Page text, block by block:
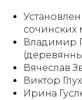
сочинских
Владимир
Вячеслав
Виктор
Ирина